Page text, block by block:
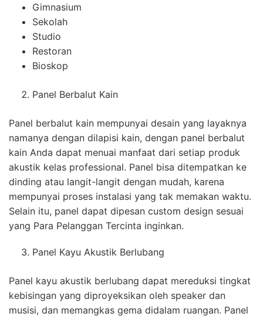
Gimnasium
Sekolah
Studio
Restoran
Bioskop
Panel Berbalut Kain
Panel berbalut kain mempunyai desain yang layaknya
namanya dengan dilapisi kain, dengan panel berbalut
kain Anda dapat menuai manfaat dari setiap produk
akustik kelas professional. Panel bisa ditempatkan ke
dinding atau langit-langit dengan mudah, karena
mempunyai proses instalasi yang tak memakan waktu.
Selain itu, panel dapat dipesan custom design sesuai
yang Para Pelanggan Tercinta inginkan.
Panel Kayu Akustik Berlubang
Panel kayu akustik berlubang dapat mereduksi tingkat
kebisingan yang diproyeksikan oleh speaker dan
musisi, dan memangkas gema didalam ruangan. Panel